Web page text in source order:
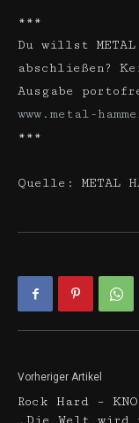
***
Du willst METAL
abschließen?
Ausgabe
www.metal-
***
Quelle: METAL
Vorheriger Artikel
Rock Hard –